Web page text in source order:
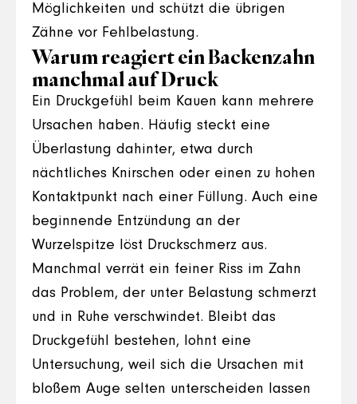
Möglichkeiten und schützt die übrigen
Zähne vor Fehlbelastung.
Warum reagiert ein Backenzahn
manchmal auf Druck
Ein Druckgefühl beim Kauen kann mehrere
Ursachen haben. Häufig steckt eine
Überlastung dahinter, etwa durch
nächtliches Knirschen oder einen zu hohen
Kontaktpunkt nach einer Füllung. Auch eine
beginnende Entzündung an der
Wurzelspitze löst Druckschmerz aus.
Manchmal verrät ein feiner Riss im Zahn
das Problem, der unter Belastung schmerzt
und in Ruhe verschwindet. Bleibt das
Druckgefühl bestehen, lohnt eine
Untersuchung, weil sich die Ursachen mit
bloßem Auge selten unterscheiden lassen